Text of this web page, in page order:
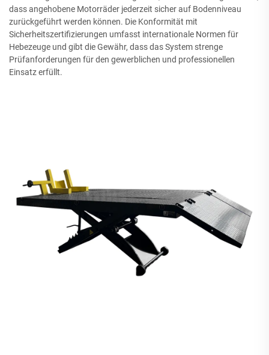
dass angehobene Motorräder jederzeit sicher auf Bodenniveau
zurückgeführt werden können. Die Konformität mit
Sicherheitszertifizierungen umfasst internationale Normen für
Hebezeuge und gibt die Gewähr, dass das System strenge
Prüfanforderungen für den gewerblichen und professionellen
Einsatz erfüllt.